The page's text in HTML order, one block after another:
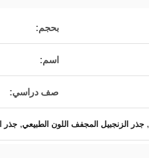
بحجم:
اسم:
صف دراسي:
, جذر الزنجبيل المجفف اللون الطبيعي, جذر